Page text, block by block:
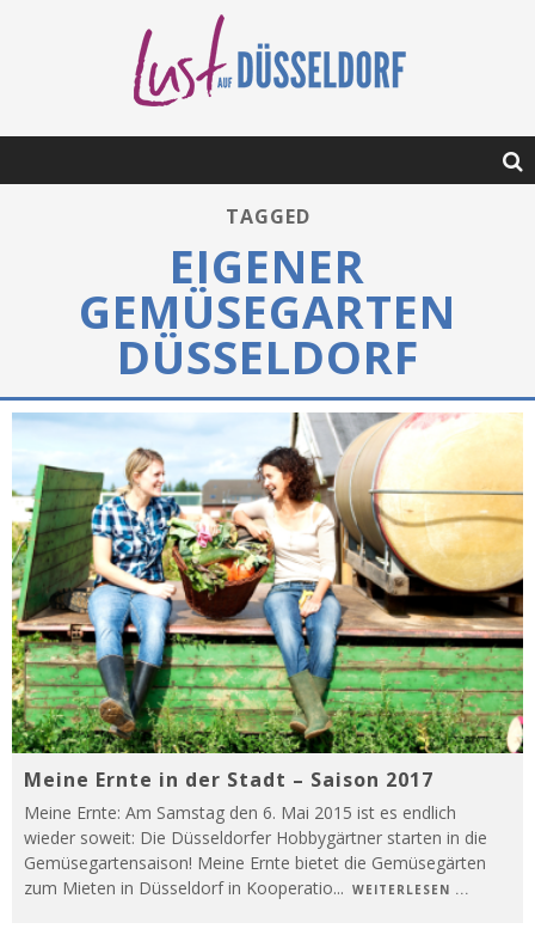
TAGGED
EIGENER
GEMÜSEGARTEN
DÜSSELDORF
Meine Ernte in der Stadt – Saison 2017
Meine Ernte: Am Samstag den 6. Mai 2015 ist es endlich
wieder soweit: Die Düsseldorfer Hobbygärtner starten in die
Gemüsegartensaison! Meine Ernte bietet die Gemüsegärten
zum Mieten in Düsseldorf in Kooperatio... WEITERLESEN ...